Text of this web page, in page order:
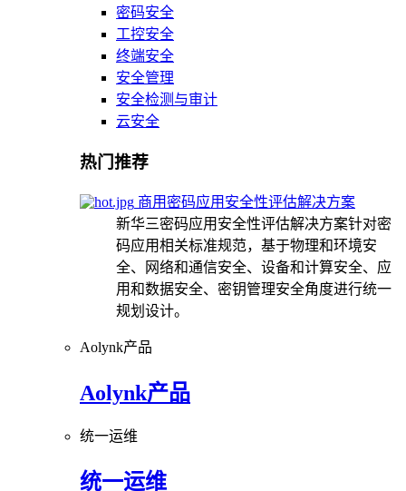
密码安全
工控安全
终端安全
安全管理
安全检测与审计
云安全
热门推荐
商用密码应用安全性评估解决方案
新华三密码应用安全性评估解决方案针对密
码应用相关标准规范，基于物理和环境安
全、网络和通信安全、设备和计算安全、应
用和数据安全、密钥管理安全角度进行统一
规划设计。
Aolynk产品
Aolynk产品
统一运维
统一运维